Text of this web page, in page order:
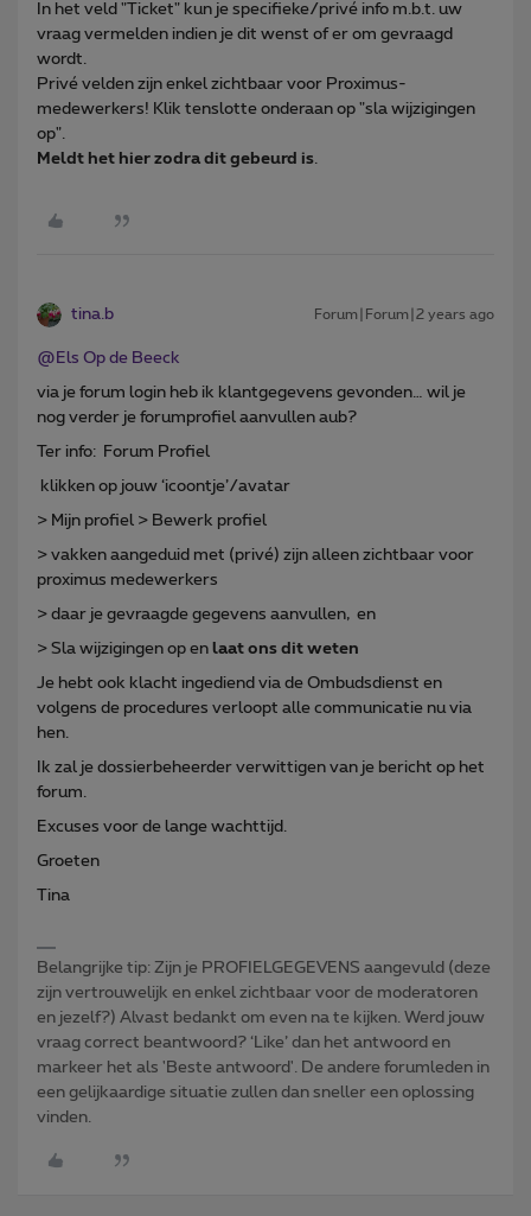
In het veld "Ticket" kun je specifieke/privé info m.b.t. uw
vraag vermelden indien je dit wenst of er om gevraagd
wordt.
Privé velden zijn enkel zichtbaar voor Proximus-
medewerkers! Klik tenslotte onderaan op "sla wijzigingen
op".
Meldt het hier zodra dit gebeurd is
tina.b Forum|Forum|2 years ago
@Els Op de Beeck
via je forum login heb ik klantgegevens gevonden… wil je
nog verder je forumprofiel aanvullen aub?
Ter info: Forum Profiel
klikken op jouw ‘icoontje’/avatar
> Mijn profiel > Bewerk profiel
> vakken aangeduid met (privé) zijn alleen zichtbaar voor
proximus medewerkers
> daar je gevraagde gegevens aanvullen, en
> Sla wijzigingen op en laat ons dit weten
Je hebt ook klacht ingediend via de Ombudsdienst en
volgens de procedures verloopt alle communicatie nu via
hen.
Ik zal je dossierbeheerder verwittigen van je bericht op het
forum.
Excuses voor de lange wachttijd.
Groeten
Tina
Belangrijke tip: Zijn je PROFIELGEGEVENS aangevuld (deze
zijn vertrouwelijk en enkel zichtbaar voor de moderatoren
en jezelf?) Alvast bedankt om even na te kijken. Werd jouw
vraag correct beantwoord? ‘Like’ dan het antwoord en
markeer het als 'Beste antwoord'. De andere forumleden in
een gelijkaardige situatie zullen dan sneller een oplossing
vinden.